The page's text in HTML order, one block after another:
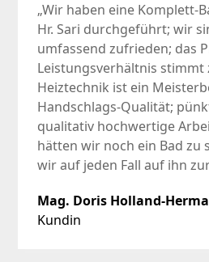
„Wir haben eine Komplett-
Hr. Sari durchgeführt; wir
umfassend zufrieden; das
Leistungsverhältnis stimmt
Heiztechnik ist ein
Handschlags-Qualität;
qualitativ hochwertige
hätten wir noch ein Bad zu
wir auf jeden Fall auf ihn
Mag. Doris Holland-
Kundin